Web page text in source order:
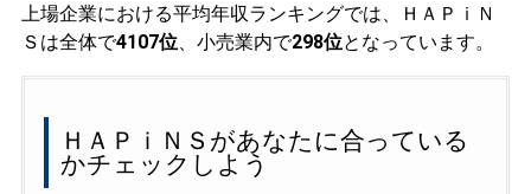
上場企業における平均年収ランキングでは、ＨＡＰｉＮ
Ｓは全体で4107位、小売業内で298位となっています。
ＨＡＰｉＮＳがあなたに合っている
かチェックしよう